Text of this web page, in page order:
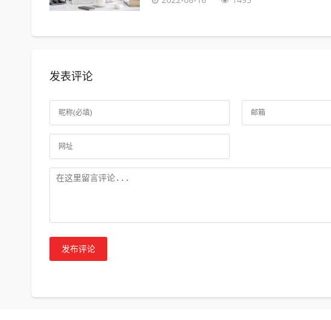
发表评论
发布评论